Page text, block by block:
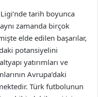
tarih boyunca
zamanda birçok
elde edilen başarılar,
potansiyelini
yatırımları ve
Avrupa’daki
Türk futbolunun